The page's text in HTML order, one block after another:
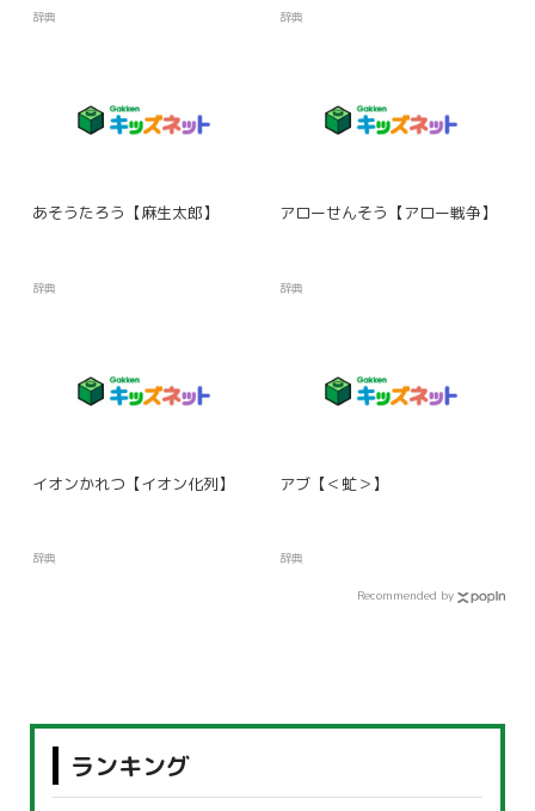
辞典 辞典
あそうたろう【麻生太郎】
辞典
アローせんそう【アロー戦争】
辞典
イオンかれつ【イオン化列】
辞典
アブ【＜虻＞】
辞典
Recommended by
ランキング